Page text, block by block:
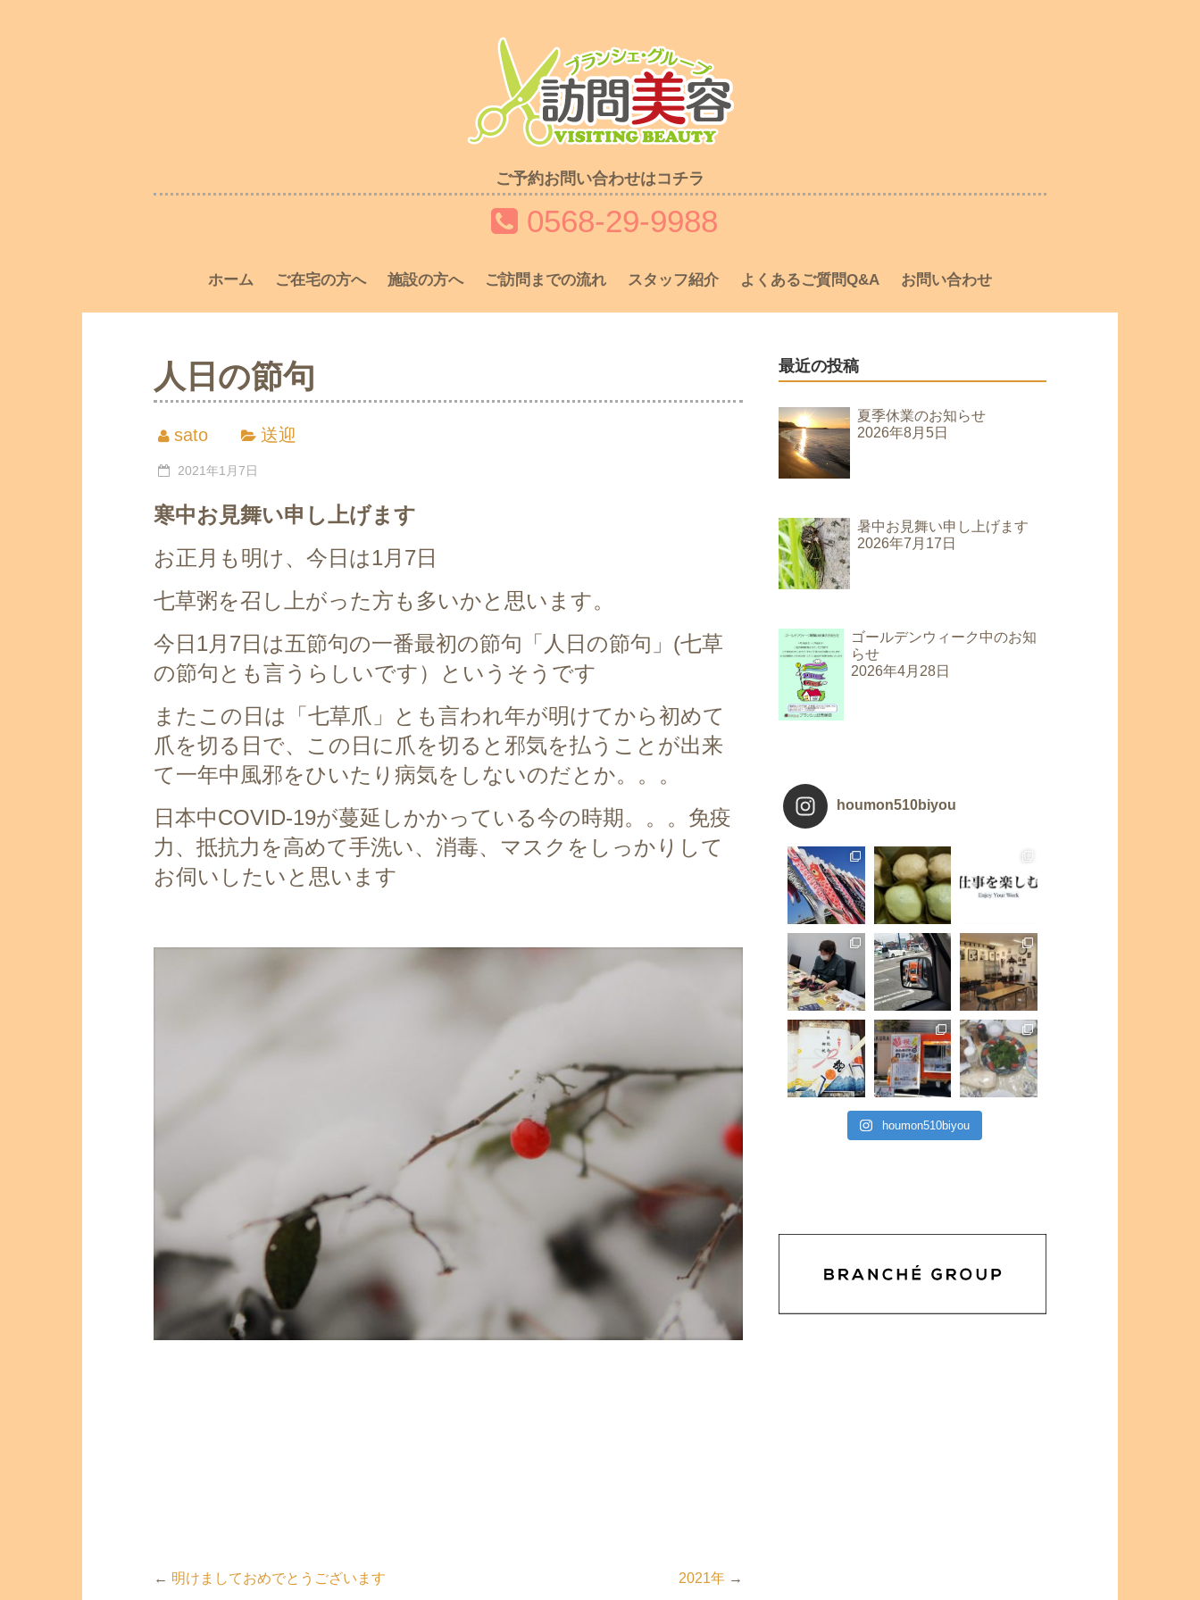
ご予約お問い合わせはコチラ
0568-29-9988
ホーム ご在宅の方へ 施設の方へ ご訪問までの流れ スタッフ紹介 よくあるご質問Q&A お問い合わせ
人日の節句
sato 送迎
2021年1月7日
寒中お見舞い申し上げます
お正月も明け、今日は1月7日
七草粥を召し上がった方も多いかと思います。
今日1月7日は五節句の一番最初の節句「人日の節句」(七草
の節句とも言うらしいです）というそうです
またこの日は「七草爪」とも言われ年が明けてから初めて
爪を切る日で、この日に爪を切ると邪気を払うことが出来
て一年中風邪をひいたり病気をしないのだとか。。。
日本中COVID-19が蔓延しかかっている今の時期。。。免疫
力、抵抗力を高めて手洗い、消毒、マスクをしっかりして
お伺いしたいと思います
← 明けましておめでとうございます 2021年 →
最近の投稿
夏季休業のお知らせ
2026年8月5日
暑中お見舞い申し上げます
2026年7月17日
ゴールデンウィーク中のお知
らせ
2026年4月28日
houmon510biyou
houmon510biyou